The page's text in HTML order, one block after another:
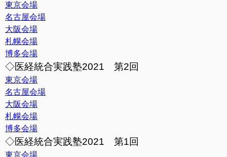
東京会場
名古屋会場
大阪会場
札幌会場
博多会場
◇医経統合実践塾2021 第2回
東京会場
名古屋会場
大阪会場
札幌会場
博多会場
◇医経統合実践塾2021 第1回
東京会場